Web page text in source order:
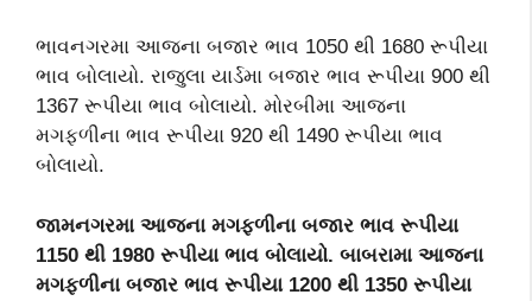
ભાવનગરમા આજના બજાર ભાવ 1050 થી 1680 રૂપીયા
ભાવ બોલાયો. રાજુલા યાર્ડમા બજાર ભાવ રૂપીયા 900 થી
1367 રૂપીયા ભાવ બોલાયો. મોરબીમા આજના
મગફળીના ભાવ રૂપીયા 920 થી 1490 રૂપીયા ભાવ
બોલાયો.
જામનગરમા આજના મગફળીના બજાર ભાવ રૂપીયા
1150 થી 1980 રૂપીયા ભાવ બોલાયો. બાબરામા આજના
મગફળીના બજાર ભાવ રૂપીયા 1200 થી 1350 રૂપીયા